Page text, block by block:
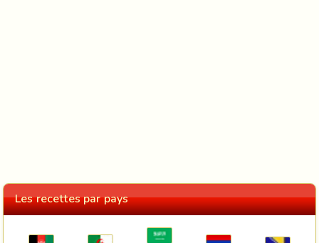
Les recettes par pays